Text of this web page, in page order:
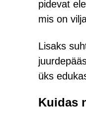
pidevat
mis on
Lisaks
üks
Kuidas